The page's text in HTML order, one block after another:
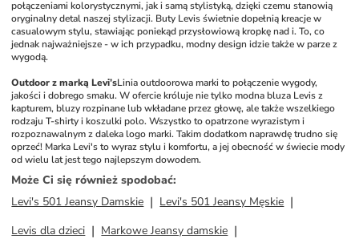
połączeniami kolorystycznymi, jak i samą stylistyką, dzięki czemu stanowią
oryginalny detal naszej stylizacji. Buty Levis świetnie dopełnią kreacje w
casualowym stylu, stawiając poniekąd przysłowiową kropkę nad i. To, co
jednak najważniejsze - w ich przypadku, modny design idzie także w parze z
wygodą.
Outdoor z marką Levi’sLinia outdoorowa marki to połączenie wygody,
jakości i dobrego smaku. W ofercie króluje nie tylko modna bluza Levis z
kapturem, bluzy rozpinane lub wkładane przez głowę, ale także wszelkiego
rodzaju T-shirty i koszulki polo. Wszystko to opatrzone wyrazistym i
rozpoznawalnym z daleka logo marki. Takim dodatkom naprawdę trudno się
oprzeć! Marka Levi's to wyraz stylu i komfortu, a jej obecność w świecie mody
od wielu lat jest tego najlepszym dowodem.
Może Ci się również spodobać:
Levi's 501 Jeansy Damskie
Levi's 501 Jeansy Męskie
Levis dla dzieci
Markowe Jeansy damskie